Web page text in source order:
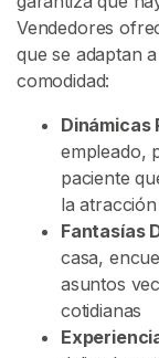
Vendedores
que se adaptan
comodidad:
Dinámicas
empleado,
paciente
la
Fantasías
casa,
asuntos
cotidianas
z
d
o
m